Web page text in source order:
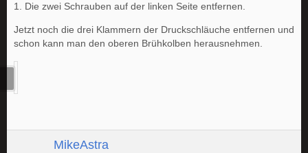
1. Die zwei Schrauben auf der linken Seite entfernen.
Jetzt noch die drei Klammern der Druckschläuche entfernen und
schon kann man den oberen Brühkolben herausnehmen.
MikeAstra